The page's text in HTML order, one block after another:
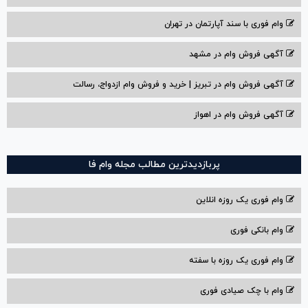
وام فوری با سند آپارتمان در تهران
آگهی فروش وام در مشهد
آگهی فروش وام در تبریز | خرید و فروش وام ازدواج، رسالت
آگهی فروش وام در اهواز
پربازدیدترین مطالب مجله وام فا
وام فوری یک روزه انلاین
وام بانکی فوری
وام فوری یک روزه با سفته
وام با‌ چک صیادی‌ فوری